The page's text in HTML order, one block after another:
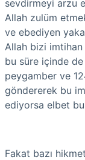
sevdirmeyi arzu
Allah zulüm
ve ebediyen
Allah bizi imtihan
bu süre içinde de
peygamber ve
göndererek bu
ediyorsa elbet
Fakat bazı